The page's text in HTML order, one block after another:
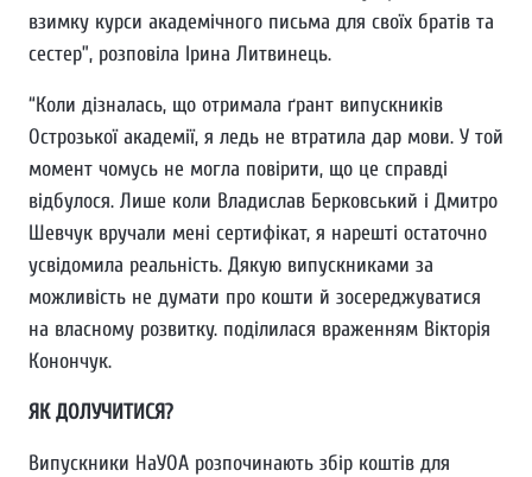
взимку курси академічного письма для своїх братів та
сестер”, розповіла Ірина Литвинець.
“Коли дізналась, що отримала ґрант випускників
Острозької академії, я ледь не втратила дар мови. У той
момент чомусь не могла повірити, що це справді
відбулося. Лише коли Владислав Берковський і Дмитро
Шевчук вручали мені сертифікат, я нарешті остаточно
усвідомила реальність. Дякую випускниками за
можливість не думати про кошти й зосереджуватися
на власному розвитку. поділилася враженням Вікторія
Конончук.
ЯК ДОЛУЧИТИСЯ?
Випускники НаУОА розпочинають збір коштів для